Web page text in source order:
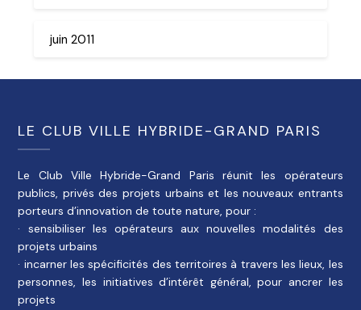
juin 2011
LE CLUB VILLE HYBRIDE-GRAND PARIS
Le Club Ville Hybride-Grand Paris réunit les opérateurs
publics, privés des projets urbains et les nouveaux entrants
porteurs d’innovation de toute nature, pour :
· sensibiliser les opérateurs aux nouvelles modalités des
projets urbains
· incarner les spécificités des territoires à travers les lieux, les
personnes, les initiatives d’intérêt général, pour ancrer les
projets